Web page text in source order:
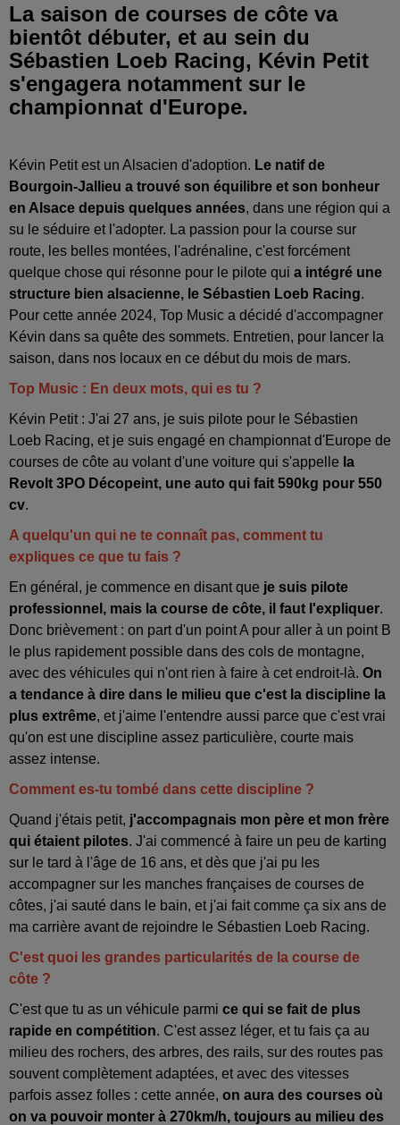
La saison de courses de côte va
bientôt débuter, et au sein du
Sébastien Loeb Racing, Kévin Petit
s'engagera notamment sur le
championnat d'Europe.
Kévin Petit est un Alsacien d'adoption. Le natif de
Bourgoin-Jallieu a trouvé son équilibre et son bonheur
en Alsace depuis quelques années, dans une région qui a
su le séduire et l'adopter. La passion pour la course sur
route, les belles montées, l'adrénaline, c'est forcément
quelque chose qui résonne pour le pilote qui a intégré une
structure bien alsacienne, le Sébastien Loeb Racing.
Pour cette année 2024, Top Music a décidé d'accompagner
Kévin dans sa quête des sommets. Entretien, pour lancer la
saison, dans nos locaux en ce début du mois de mars.
Top Music : En deux mots, qui es tu ?
Kévin Petit : J'ai 27 ans, je suis pilote pour le Sébastien
Loeb Racing, et je suis engagé en championnat d'Europe de
courses de côte au volant d'une voiture qui s'appelle la
Revolt 3PO Décopeint, une auto qui fait 590kg pour 550
cv.
A quelqu'un qui ne te connaît pas, comment tu
expliques ce que tu fais ?
En général, je commence en disant que je suis pilote
professionnel, mais la course de côte, il faut l'expliquer.
Donc brièvement : on part d'un point A pour aller à un point B
le plus rapidement possible dans des cols de montagne,
avec des véhicules qui n'ont rien à faire à cet endroit-là. On
a tendance à dire dans le milieu que c'est la discipline la
plus extrême, et j'aime l'entendre aussi parce que c'est vrai
qu'on est une discipline assez particulière, courte mais
assez intense.
Comment es-tu tombé dans cette discipline ?
Quand j'étais petit, j'accompagnais mon père et mon frère
qui étaient pilotes. J'ai commencé à faire un peu de karting
sur le tard à l'âge de 16 ans, et dès que j'ai pu les
accompagner sur les manches françaises de courses de
côtes, j'ai sauté dans le bain, et j'ai fait comme ça six ans de
ma carrière avant de rejoindre le Sébastien Loeb Racing.
C'est quoi les grandes particularités de la course de
côte ?
C'est que tu as un véhicule parmi ce qui se fait de plus
rapide en compétition. C'est assez léger, et tu fais ça au
milieu des rochers, des arbres, des rails, sur des routes pas
souvent complètement adaptées, et avec des vitesses
parfois assez folles : cette année, on aura des courses où
on va pouvoir monter à 270km/h, toujours au milieu des